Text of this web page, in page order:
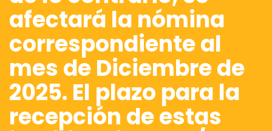
afectará la nómina
correspondiente al
mes de Diciembre de
2025. El plazo para la
recepción de estas